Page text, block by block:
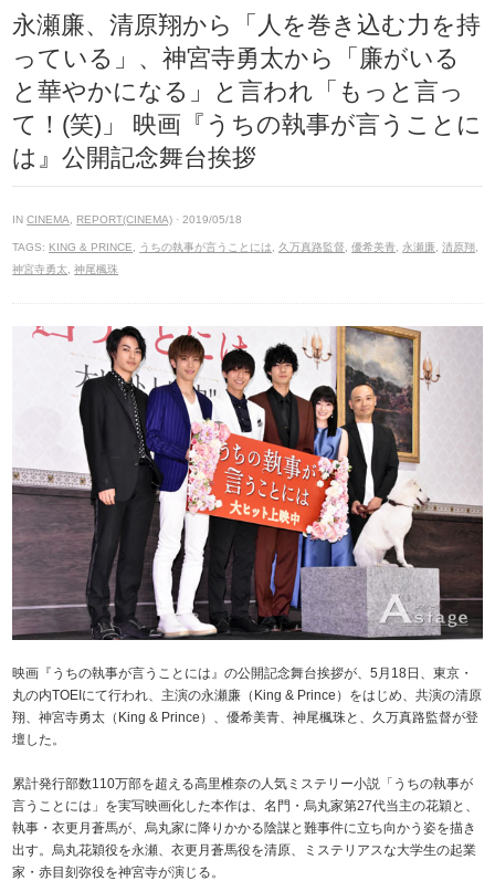
永瀬廉、清原翔から「人を巻き込む力を持
っている」、神宮寺勇太から「廉がいる
と華やかになる」と言われ「もっと言っ
て！(笑)」 映画『うちの執事が言うことに
は』公開記念舞台挨拶
INCINEMA REPORT(CINEMA) · 2019/05/18
TAGS: KING & PRINCE うちの執事が言うことには 久万真路監督 ,優希美青 永瀬廉 ,清原翔
神宮寺勇太
,神尾楓珠
映画『うちの執事が言うことには』の公開記念舞台挨拶が、5月18日、東京・
丸の内TOEIにて行われ、主演の永瀬廉（King & Prince）をはじめ、共演の清原
翔、神宮寺勇太（King & Prince）、優希美青、神尾楓珠と、久万真路監督が登
壇した。
累計発行部数110万部を超える高里椎奈の人気ミステリー小説「うちの執事が
言うことには」を実写映画化した本作は、名門・烏丸家第27代当主の花穎と、
執事・衣更月蒼馬が、烏丸家に降りかかる陰謀と難事件に立ち向かう姿を描き
出す。烏丸花穎役を永瀬、衣更月蒼馬役を清原、ミステリアスな大学生の起業
家・赤目刻弥役を神宮寺が演じる。